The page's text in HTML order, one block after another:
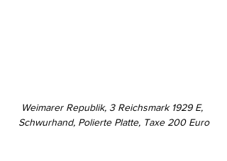
Weimarer Republik, 3 Reichsmark 1929 E,
Schwurhand, Polierte Platte, Taxe 200 Euro